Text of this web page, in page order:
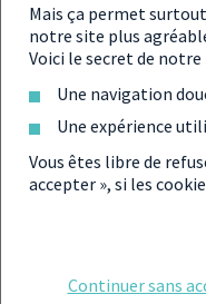
PROGRAMME NEUF RÉF.
INVESTIR À
Mais ça permet
notre site plus
Voici le secret de
Une navigation
Une expérience
Vous êtes libre de
accepter », si les
Continuer sans